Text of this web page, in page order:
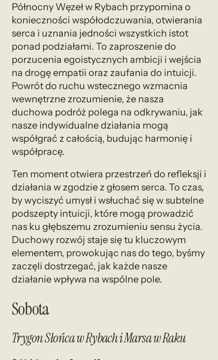
Północny Węzeł w Rybach przypomina o
konieczności współodczuwania, otwierania
serca i uznania jedności wszystkich istot
ponad podziałami. To zaproszenie do
porzucenia egoistycznych ambicji i wejścia
na drogę empatii oraz zaufania do intuicji.
Powrót do ruchu wstecznego wzmacnia
wewnętrzne zrozumienie, że nasza
duchowa podróż polega na odkrywaniu, jak
nasze indywidualne działania mogą
współgrać z całością, budując harmonię i
współpracę.
Ten moment otwiera przestrzeń do refleksji i
działania w zgodzie z głosem serca. To czas,
by wyciszyć umysł i wsłuchać się w subtelne
podszepty intuicji, które mogą prowadzić
nas ku głębszemu zrozumieniu sensu życia.
Duchowy rozwój staje się tu kluczowym
elementem, prowokując nas do tego, byśmy
zaczęli dostrzegać, jak każde nasze
działanie wpływa na wspólne pole.
Sobota
Trygon Słońca w Rybach i Marsa w Raku